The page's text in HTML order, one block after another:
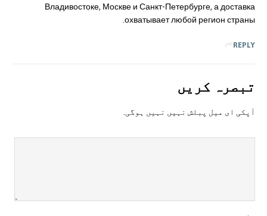
Владивостоке, Москве и Санкт-Петербурге, а доставка
охватывает любой регион страны.
REPLY
تبصرہ کريں
آپکی ای ميل پبلش نہيں نہيں ہوگی.